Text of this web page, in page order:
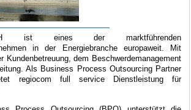
ist eines der marktführenden
in der Energiebranche europaweit. Mit
Kundenbetreuung, dem Beschwerdemanagement
Als Business Process Outsourcing Partner
regiocom full service Dienstleistung für